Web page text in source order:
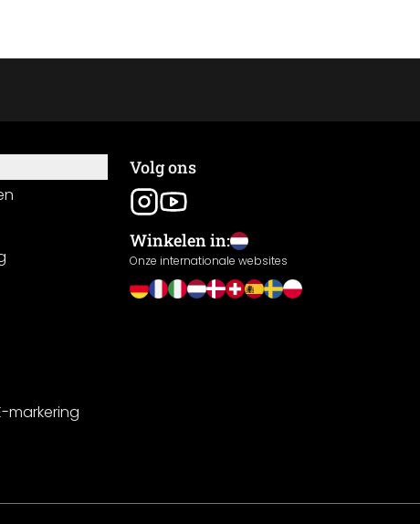
markering
Volg ons
Winkelen in:
Onze internationale websites